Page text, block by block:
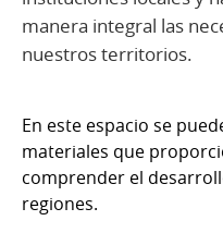
manera integral las
nuestros territorios.
En este espacio se
materiales que
comprender el
regiones.